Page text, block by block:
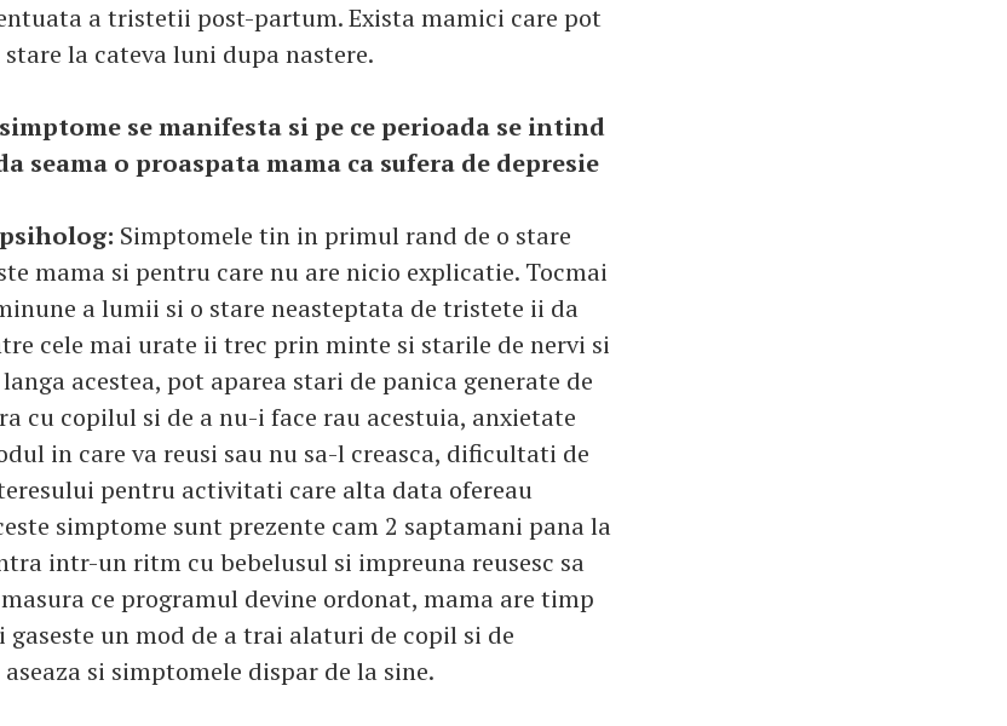
a tristetii post-partum. Exista mamici care pot
la cateva luni dupa nastere.
se manifesta si pe ce perioada se intind
seama o proaspata mama ca sufera de depresie
Simptomele tin in primul rand de o stare
mama si pentru care nu are nicio explicatie. Tocmai
a lumii si o stare neasteptata de tristete ii da
cele mai urate ii trec prin minte si starile de nervi si
langa acestea, pot aparea stari de panica generate de
cu copilul si de a nu-i face rau acestuia, anxietate
in care va reusi sau nu sa-l creasca, dificultati de
pentru activitati care alta data ofereau
simptome sunt prezente cam 2 saptamani pana la
intr-un ritm cu bebelusul si impreuna reusesc sa
ce programul devine ordonat, mama are timp
gaseste un mod de a trai alaturi de copil si de
si simptomele dispar de la sine.